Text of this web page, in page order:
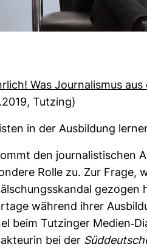
Was Jour­na­lismus
Tutzing)
in der Aus­bil­dung
den jour­na­lis­ti­schen
Rolle zu. Zur Frage,
gezogen
wäh­rend ihrer
beim Tutzinger Medien-​
bei der